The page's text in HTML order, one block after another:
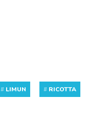
# LIMUN # RICOTTA